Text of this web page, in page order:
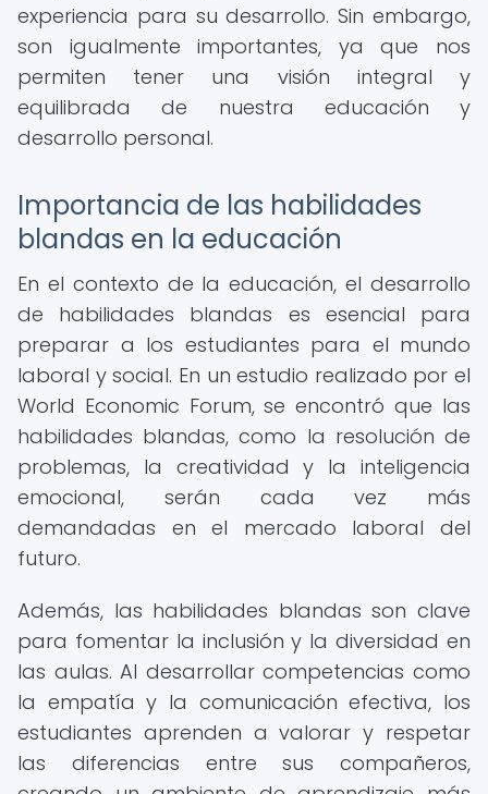
experiencia para su desarrollo. Sin embargo,
son igualmente importantes, ya que nos
permiten tener una visión integral y
equilibrada de nuestra educación y
desarrollo personal.
Importancia de las habilidades
blandas en la educación
En el contexto de la educación, el desarrollo
de habilidades blandas es esencial para
preparar a los estudiantes para el mundo
laboral y social. En un estudio realizado por el
World Economic Forum, se encontró que las
habilidades blandas, como la resolución de
problemas, la creatividad y la inteligencia
emocional, serán cada vez más
demandadas en el mercado laboral del
futuro.
Además, las habilidades blandas son clave
para fomentar la inclusión y la diversidad en
las aulas. Al desarrollar competencias como
la empatía y la comunicación efectiva, los
estudiantes aprenden a valorar y respetar
las diferencias entre sus compañeros,